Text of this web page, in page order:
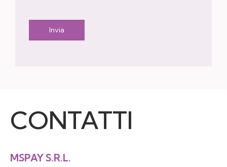
N
M
Invia
CONTATTI
MSPAY S.R.L.